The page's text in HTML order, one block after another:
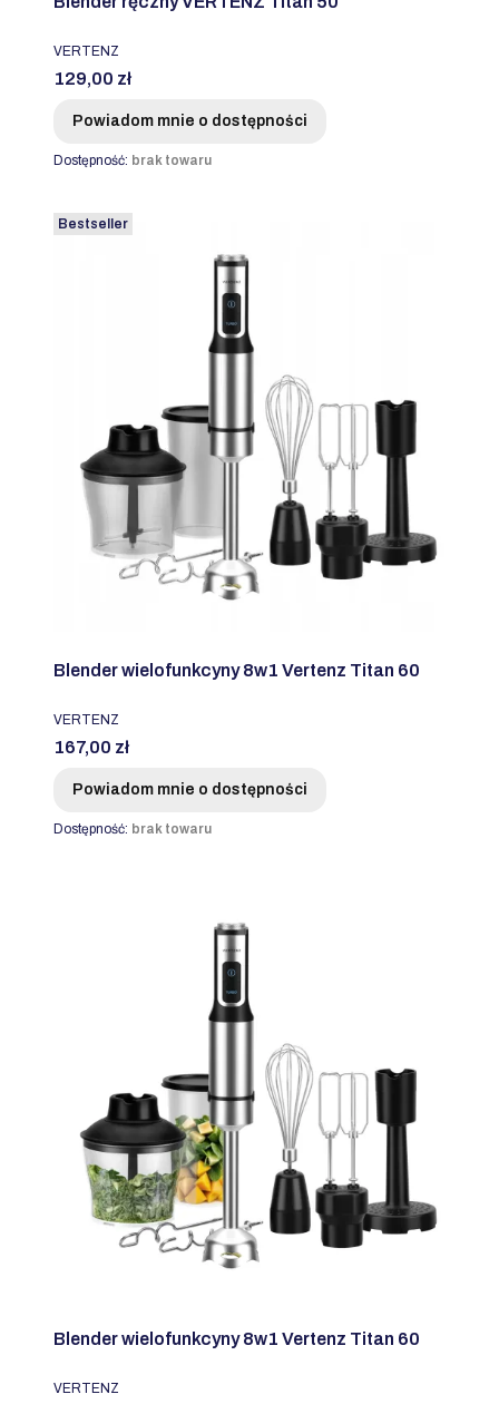
PRODUCENT
VERTENZ
Cena
129,00 zł
Powiadom mnie o dostępności
Dostępność: brak towaru
Bestseller
Blender wielofunkcyny 8w1 Vertenz Titan 60
PRODUCENT
VERTENZ
Cena
167,00 zł
Powiadom mnie o dostępności
Dostępność: brak towaru
Blender wielofunkcyny 8w1 Vertenz Titan 60
PRODUCENT
VERTENZ